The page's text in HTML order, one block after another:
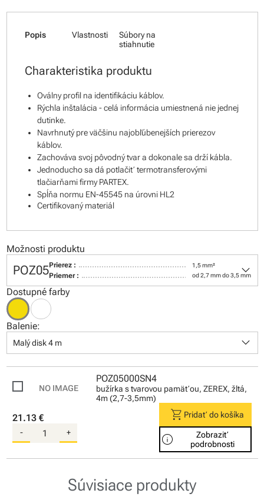
Popis Vlastnosti
Súbory na
stiahnutie
Charakteristika produktu
Oválny profil na identifikáciu káblov.
Rýchla inštalácia - celá informácia umiestnená nie jednej
dutinke.
Navrhnutý pre väčšinu najobľúbenejších prierezov
káblov.
Zachováva svoj pôvodný tvar a dokonale sa drží kábla.
Jednoducho sa dá potlačiť termotransferovými
tlačiarňami firmy PARTEX.
Spĺňa normu EN-45545 na úrovni HL2
Certifikovaný materiál
Možnosti produktu
POZ05Prierez : 1,5 mm²
Priemer : od 2,7 mm do 3,5 mm
keyboard_arrow_down
Dostupné farby
Balenie:
Malý disk 4 m keyboard_arrow_down
POZ05000SN4
bužírka s tvarovou pamäťou, ZEREX, žltá,
4m (2,7-3,5mm)
21.13 €
- +
shopping_cart Pridať do košíka
info
Zobraziť
podrobnosti
Súvisiace produkty